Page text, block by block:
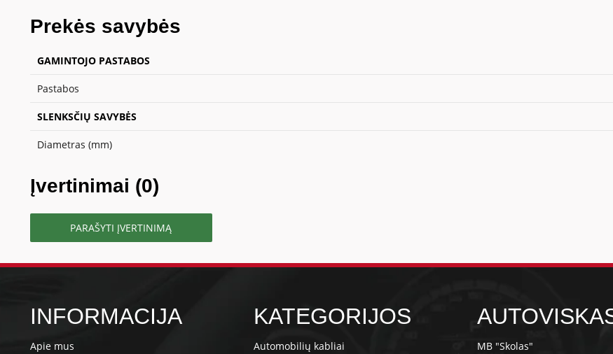
Prekės savybės
GAMINTOJO PASTABOS
Pastabos
SLENKSČIŲ SAVYBĖS
Diametras (mm)
Įvertinimai (0)
PARAŠYTI ĮVERTINIMĄ
INFORMACIJA
Apie mus
KATEGORIJOS
Automobilių kabliai
MB "Skolas"